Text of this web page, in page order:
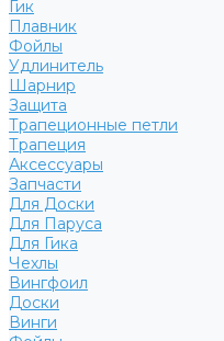
Гик
Плавник
Фойлы
Удлинитель
Шарнир
Защита
Трапеционные петли
Трапеция
Аксессуары
Запчасти
Для Доски
Для Паруса
Для Гика
Чехлы
Вингфоил
Доски
Винги